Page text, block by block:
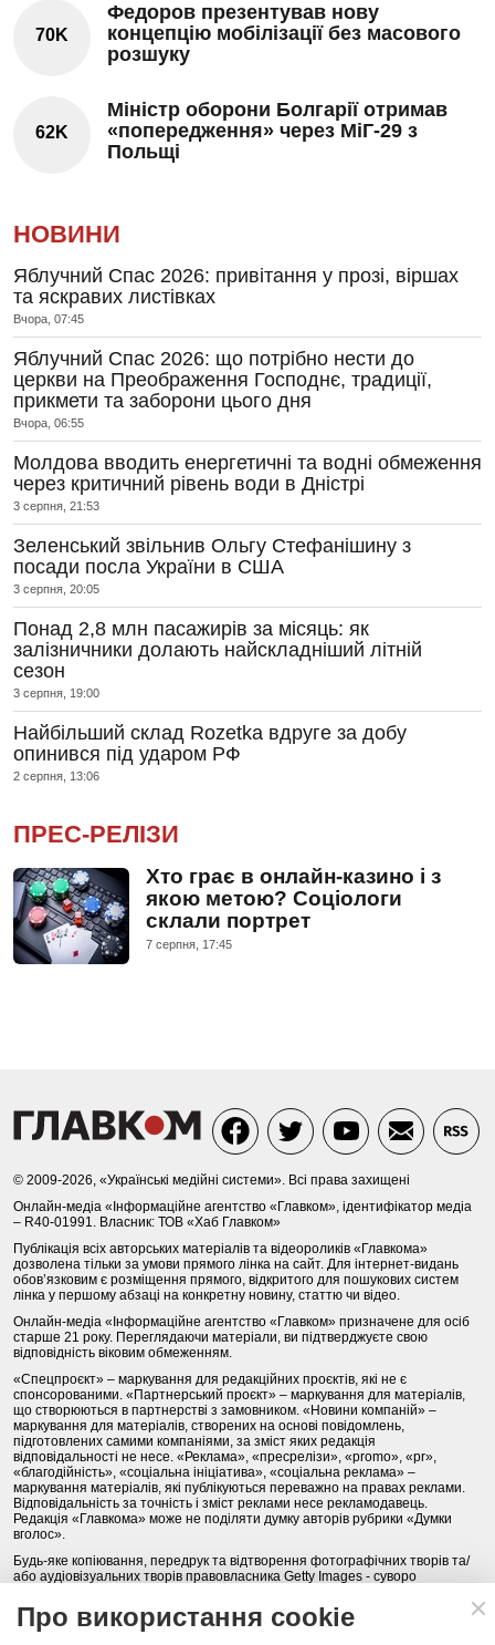
70K
Федоров презентував нову
концепцію мобілізації без масового
розшуку
62K
Міністр оборони Болгарії отримав
«попередження» через МіГ-29 з
Польщі
НОВИНИ
Яблучний Спас 2026: привітання у прозі, віршах
та яскравих листівках
Вчора, 07:45
Яблучний Спас 2026: що потрібно нести до
церкви на Преображення Господнє, традиції,
прикмети та заборони цього дня
Вчора, 06:55
Молдова вводить енергетичні та водні обмеження
через критичний рівень води в Дністрі
3 серпня, 21:53
Зеленський звільнив Ольгу Стефанішину з
посади посла України в США
3 серпня, 20:05
Понад 2,8 млн пасажирів за місяць: як
залізничники долають найскладніший літній
сезон
3 серпня, 19:00
Найбільший склад Rozetka вдруге за добу
опинився під ударом РФ
2 серпня, 13:06
ПРЕС-РЕЛІЗИ
Хто грає в онлайн-казино і з
якою метою? Соціологи
склали портрет
7 серпня, 17:45
© 2009-2026, «Українські медійні системи». Всі права захищені
Онлайн-медіа «Інформаційне агентство «Главком», ідентифікатор медіа
– R40-01991. Власник: ТОВ «Хаб Главком»
Публікація всіх авторських матеріалів та відеороликів «Главкома»
дозволена тільки за умови прямого лінка на сайт. Для інтернет-видань
обов’язковим є розміщення прямого, відкритого для пошукових систем
лінка у першому абзаці на конкретну новину, статтю чи відео.
Онлайн-медіа «Інформаційне агентство «Главком» призначене для осіб
старше 21 року. Переглядаючи матеріали, ви підтверджуєте свою
відповідність віковим обмеженням.
«Спецпроєкт» – маркування для редакційних проєктів, які не є
спонсорованими. «Партнерський проєкт» – маркування для матеріалів,
що створюються в партнерстві з замовником. «Новини компаній» –
маркування для матеріалів, створених на основі повідомлень,
підготовлених самими компаніями, за зміст яких редакція
відповідальності не несе. «Реклама», «пресрелізи», «promo», «pr»,
«благодійність», «соціальна ініціатива», «соціальна реклама» –
маркування матеріалів, які публікуються переважно на правах реклами.
Відповідальність за точність і зміст реклами несе рекламодавець.
Редакція «Главкома» може не поділяти думку авторів рубрики «Думки
вголос».
Будь-яке копіювання, передрук та відтворення фотографічних творів та/
або аудіовізуальних творів правовласника Getty Images - суворо
Політика конфіденційності (Privacy Policy). Правила сайту
Про використання cookie